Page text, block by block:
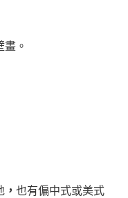
。
， 也有偏中式或美式